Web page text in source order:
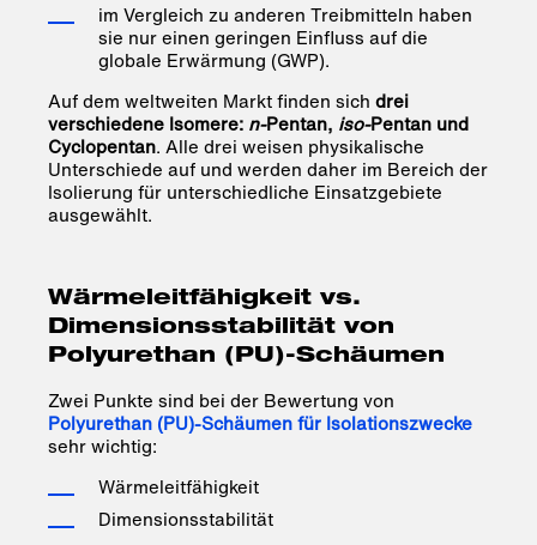
im Vergleich zu anderen Treibmitteln haben
sie nur einen geringen Einfluss auf die
globale Erwärmung (GWP).
Auf dem weltweiten Markt finden sich drei
verschiedene Isomere: n-Pentan, iso-Pentan und
Cyclopentan. Alle drei weisen physikalische
Unterschiede auf und werden daher im Bereich der
Isolierung für unterschiedliche Einsatzgebiete
ausgewählt.
Wärmeleitfähigkeit vs.
Dimensionsstabilität von
Polyurethan (PU)-Schäumen
Zwei Punkte sind bei der Bewertung von
Polyurethan (PU)-Schäumen für Isolationszwecke
sehr wichtig:
Wärmeleitfähigkeit
Dimensionsstabilität